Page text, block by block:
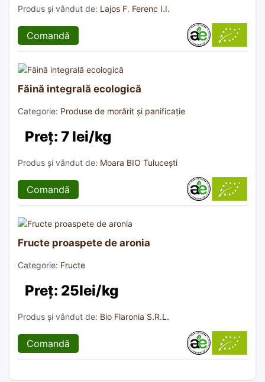
Produs și vândut de: Lajos F. Ferenc I.I.
Comandă
Făină integrală ecologică
Categorie: Produse de morărit și panificație
Preț: 7 lei/kg
Produs și vândut de: Moara BIO Tulucești
Comandă
Fructe proaspete de aronia
Categorie: Fructe
Preț: 25lei/kg
Produs și vândut de: Bio Flaronia S.R.L.
Comandă